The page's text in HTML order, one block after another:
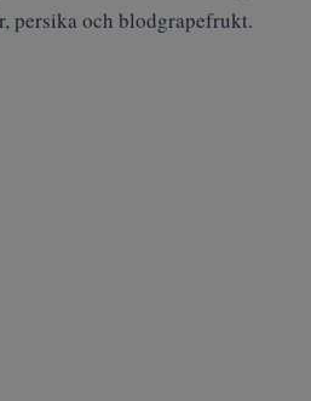
persika och blodgrapefrukt.